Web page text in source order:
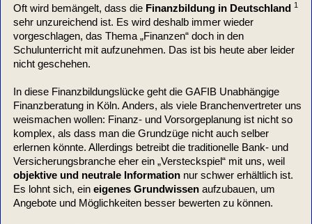
Oft wird bemängelt, dass die Finanzbildung in Deutschland 1
sehr unzureichend ist. Es wird deshalb immer wieder
vorgeschlagen, das Thema „Finanzen“ doch in den
Schulunterricht mit aufzunehmen. Das ist bis heute aber leider
nicht geschehen.
In diese Finanzbildungslücke geht die GAFIB Unabhängige
Finanzberatung in Köln. Anders, als viele Branchenvertreter uns
weismachen wollen: Finanz- und Vorsorgeplanung ist nicht so
komplex, als dass man die Grundzüge nicht auch selber
erlernen könnte. Allerdings betreibt die traditionelle Bank- und
Versicherungsbranche eher ein „Versteckspiel“ mit uns, weil
objektive und neutrale Informationnur schwer erhältlich ist.
Es lohnt sich, ein eigenes Grundwissenaufzubauen, um
Angebote und Möglichkeiten besser bewerten zu können.